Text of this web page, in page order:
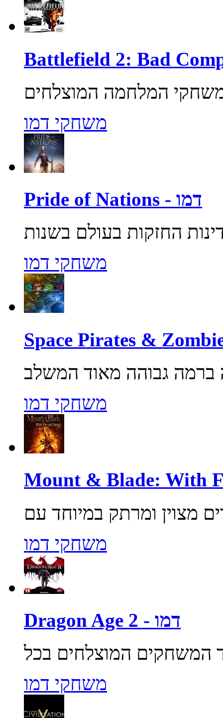
משחקי דמו
Pride of Nations - דמו
משחקי דמו
משחקי דמו
משחקי דמו
Dragon Age 2 - דמו
משחקי דמו